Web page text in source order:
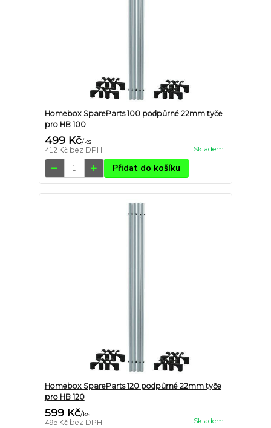
Homebox SpareParts 100 podpůrné 22mm tyče
pro HB 100
499 Kč/ks
412 Kč bez DPH Skladem
Přidat do košíku
Homebox SpareParts 120 podpůrné 22mm tyče
pro HB 120
599 Kč/ks
495 Kč bez DPH Skladem